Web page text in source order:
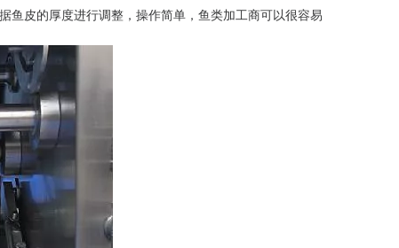
皮的厚度进行调整，操作简单，鱼类加工商可以很容易